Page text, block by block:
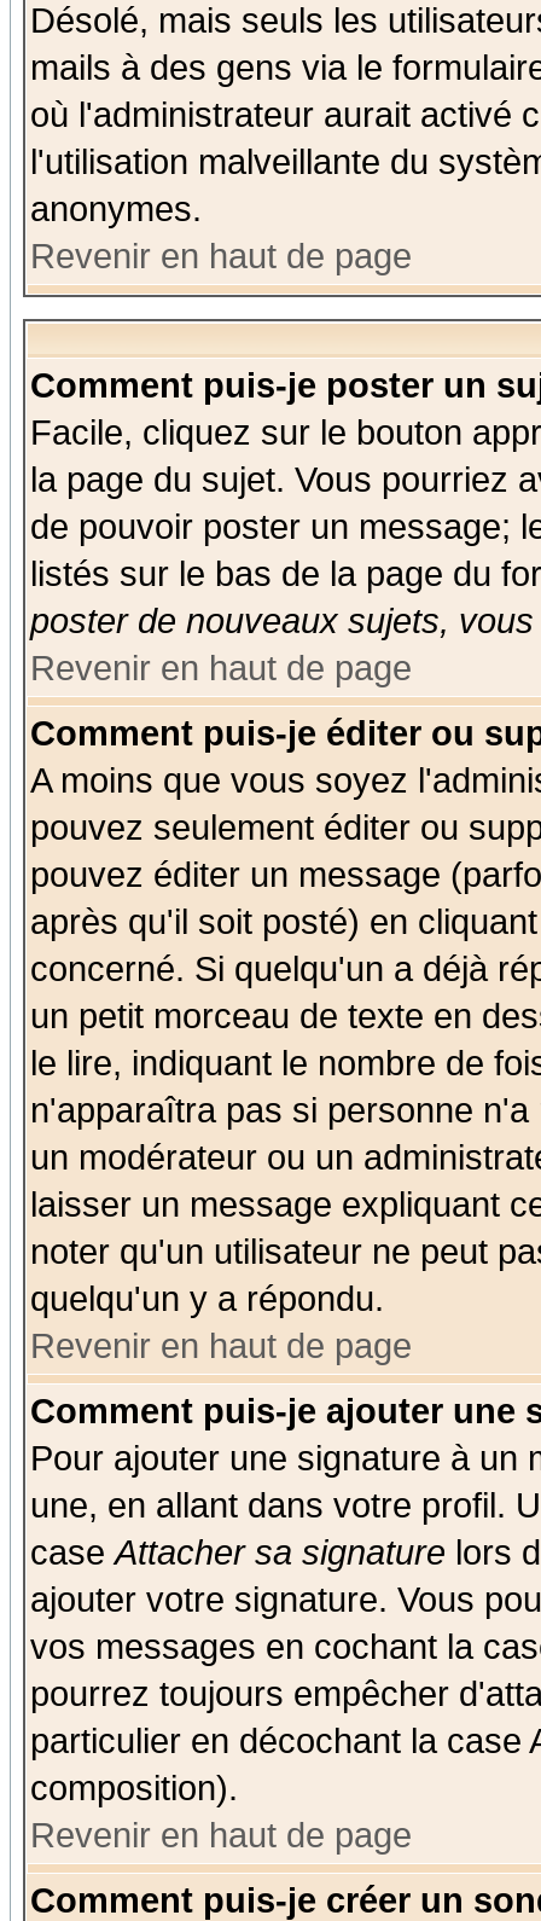
Désolé, mais seuls les
mails à des gens via le
où l'administrateur aurait activé
l'utilisation malveillante du
anonymes.
Revenir en haut de page
Comment puis-je poster un
Facile, cliquez sur le bouton
la page du sujet. Vous pourriez
de pouvoir poster un message;
listés sur le bas de la page du
poster de nouveaux sujets,
Revenir en haut de page
Comment puis-je éditer ou
A moins que vous soyez
pouvez seulement éditer ou
pouvez éditer un message
après qu'il soit posté) en
concerné. Si quelqu'un a déjà
un petit morceau de texte en
le lire, indiquant le nombre de
n'apparaîtra pas si personne
un modérateur ou un
laisser un message expliquant
noter qu'un utilisateur ne peut
quelqu'un y a répondu.
Revenir en haut de page
Comment puis-je ajouter une
Pour ajouter une signature à un
une, en allant dans votre profil.
caseAttacher sa signature lors
ajouter votre signature. Vous
vos messages en cochant la
pourrez toujours empêcher
particulier en décochant la case
composition).
Revenir en haut de page
Comment puis-je créer un